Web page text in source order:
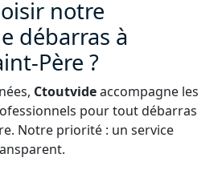
notre
débarras à
Père ?
Ctoutvideaccompagne les
pour tout débarras
Notre priorité : un service